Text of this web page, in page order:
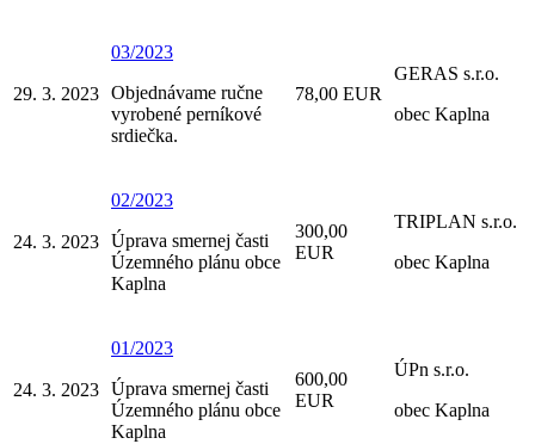
29. 3. 2023
03/2023
Objednávame ručne
vyrobené perníkové
srdiečka.
78,00 EUR
GERAS s.r.o.
obec Kaplna
24. 3. 2023
02/2023
Úprava smernej časti
Územného plánu obce
Kaplna
300,00
EUR
TRIPLAN s.r.o.
obec Kaplna
24. 3. 2023
01/2023
Úprava smernej časti
Územného plánu obce
Kaplna
600,00
EUR
ÚPn s.r.o.
obec Kaplna